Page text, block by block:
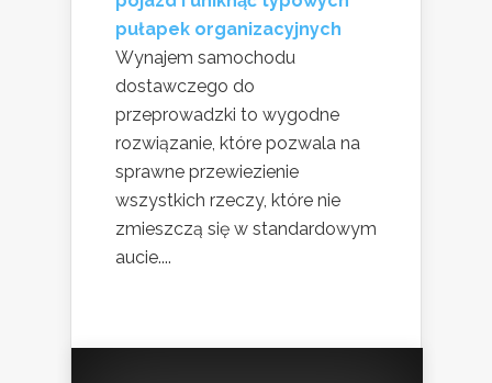
pułapek organizacyjnych
Wynajem samochodu
dostawczego do
przeprowadzki to wygodne
rozwiązanie, które pozwala na
sprawne przewiezienie
wszystkich rzeczy, które nie
zmieszczą się w standardowym
aucie....